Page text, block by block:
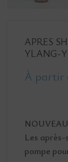
APRES
YLANG-
À partir
NOUVEAU
Les après-
pompe